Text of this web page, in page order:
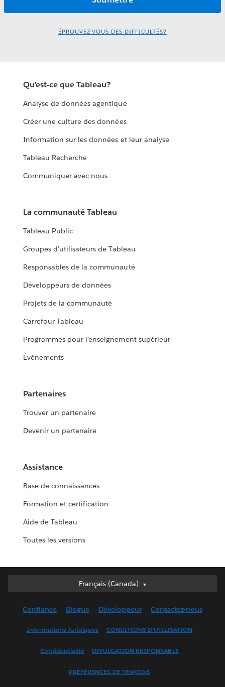
ÉPROUVEZ-VOUS DES DIFFICULTÉS?
Qu’est-ce que Tableau?
Analyse de données agentique
Créer une culture des données
Information sur les données et leur analyse
Tableau Recherche
Communiquer avec nous
La communauté Tableau
Tableau Public
Groupes d’utilisateurs de Tableau
Responsables de la communauté
Développeurs de données
Projets de la communauté
Carrefour Tableau
Programmes pour l’enseignement supérieur
Événements
Partenaires
Trouver un partenaire
Devenir un partenaire
Assistance
Base de connaissances
Formation et certification
Aide de Tableau
Toutes les versions
Français (Canada)
Français (Canada)
English (UK)
Français (France)
Confiance Blogue Développeur Contactez-nous
Informations Juridiques CONDITIONS D’UTILISATION
Confidentialité DIVULGATION RESPONSABLE
PRÉFÉRENCES DE TÉMOINS